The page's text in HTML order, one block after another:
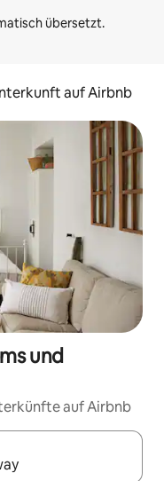
auf Airbnb
und
auf Airbnb
mit den